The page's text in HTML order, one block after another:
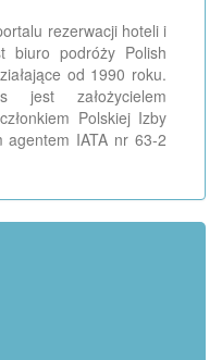
rezerwacji hoteli i
biuro podróży Polish
od 1990 roku.
jest założycielem
Polskiej Izby
agentem IATA nr 63-2